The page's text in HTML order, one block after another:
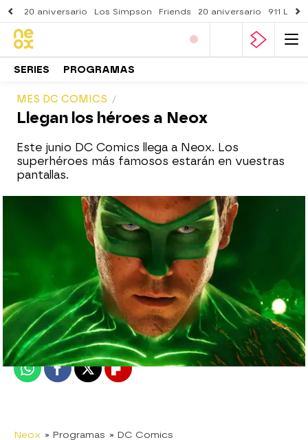
20 aniversario Los Simpson Friends 20 aniversario 911
SERIES PROGRAMAS
MES DC COMICS
Llegan los héroes a Neox
Este junio DC Comics llega a Neox. Los
superhéroes más famosos estarán en vuestras
pantallas.
neox
Madrid
Publicado:08 de junio de 2018, 16:07
WhatsappFacebook
X Flipboard
Neox » Programas » DC Comics